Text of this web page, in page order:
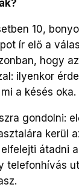
10,
ír elő a
hogy
ilyenkor
a késés oka.
gondolni:
kerül
átadni
telefonhívás